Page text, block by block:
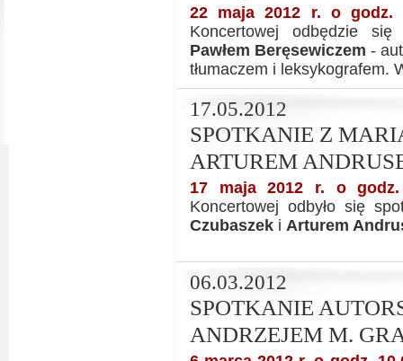
22 maja 2012 r. o godz.
Koncertowej odbędzie
Pawłem Beręsewiczem -
tłumaczem i leksykografem.
17.05.2012
SPOTKANIE Z
ARTUREM
17 maja 2012 r. o godz.
Koncertowej odbyło się
Czubaszek i Arturem
06.03.2012
SPOTKANIE
ANDRZEJEM M.